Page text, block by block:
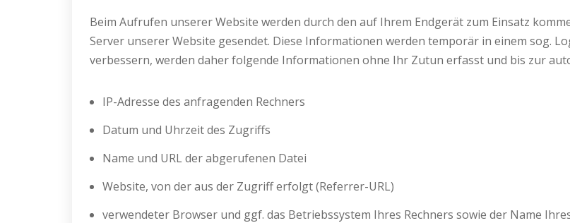
Beim Aufrufen unserer Website werden durch den auf Ihrem Endgerät zum Einsatz
Server unserer Website gesendet. Diese Informationen werden temporär in einem sog.
verbessern, werden daher folgende Informationen ohne Ihr Zutun erfasst und bis zur
IP-Adresse des anfragenden Rechners
Datum und Uhrzeit des Zugriffs
Name und URL der abgerufenen Datei
Website, von der aus der Zugriff erfolgt (Referrer-URL)
verwendeter Browser und ggf. das Betriebssystem Ihres Rechners sowie der Name